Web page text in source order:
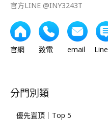
官方LINE @INY3243T
官網 致電 email Line
分門別類
優先置頂｜Top 5